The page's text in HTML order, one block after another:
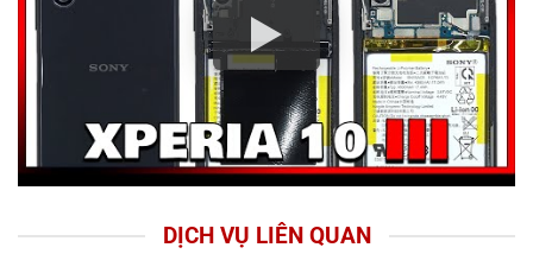
DỊCH VỤ LIÊN QUAN